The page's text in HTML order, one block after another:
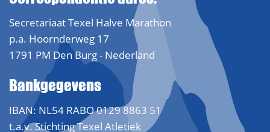
Secretariaat Texel Halve Marathon
p.a. Hoornderweg 17
1791 PM Den Burg - Nederland
Bankgegevens
IBAN: NL54 RABO 0129 8863 51
t.a.v. Stichting Texel Atletiek